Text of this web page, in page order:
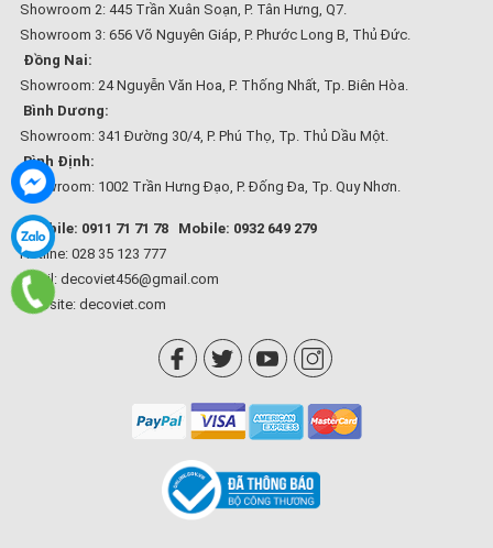
Showroom 2: 445 Trần Xuân Soạn, P. Tân Hưng, Q7.
Showroom 3: 656 Võ Nguyên Giáp, P. Phước Long B, Thủ Đức.
Đồng Nai:
Showroom: 24 Nguyễn Văn Hoa, P. Thống Nhất, Tp. Biên Hòa.
Bình Dương:
Showroom: 341 Đường 30/4, P. Phú Thọ, Tp. Thủ Dầu Một.
Bình Định:
Showroom: 1002 Trần Hưng Đạo, P. Đống Đa, Tp. Quy Nhơn.
Mobile: 0911 71 71 78
Mobile: 0932 649 279
Hotline: 028 35 123 777
Email: decoviet456@gmail.com
Website: decoviet.com